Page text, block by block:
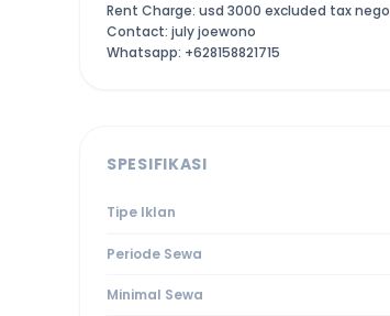
Rent Charge: usd 3000 excluded tax nego
Contact: july joewono
Whatsapp: +628158821715
SPESIFIKASI
Tipe Iklan
Periode Sewa
Minimal Sewa